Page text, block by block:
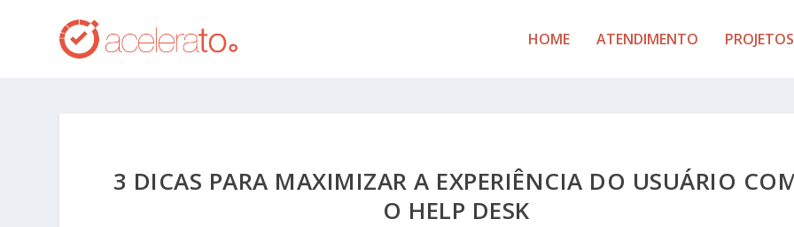
HOME ATENDIMENTO PROJETOS
3 DICAS PARA MAXIMIZAR A EXPERIÊNCIA DO USUÁRIO
O HELP DESK